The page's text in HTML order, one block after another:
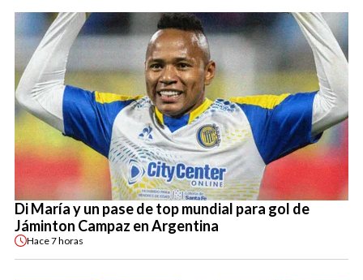
Di María y un pase de top mundial para gol de
Jáminton Campaz en Argentina
Hace7 horas